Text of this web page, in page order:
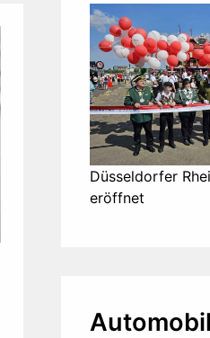
Düsseldorfer
eröffnet
Automobil